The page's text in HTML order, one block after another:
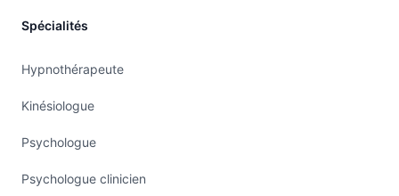
Spécialités
Hypnothérapeute
Kinésiologue
Psychologue
Psychologue clinicien